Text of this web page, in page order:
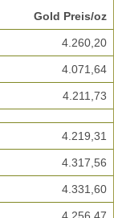
Gold Preis/oz
4.260,20
4.071,64
4.211,73
4.219,31
4.317,56
4.331,60